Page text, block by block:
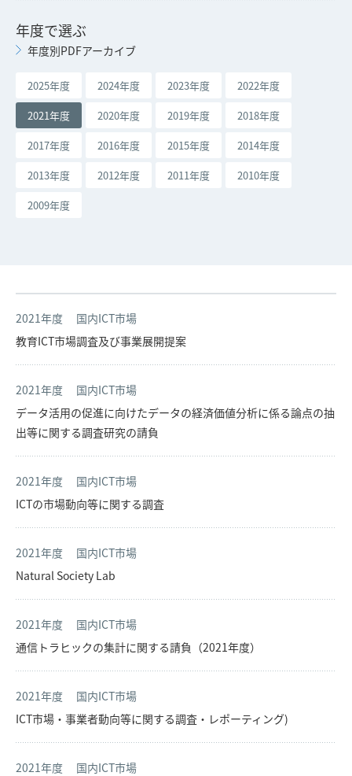
年度で選ぶ
年度別PDFアーカイブ
2025年度 2024年度 2023年度
2022年度
2021年度
2020年度 2019年度
2018年度
2017年度
2016年度 2015年度
2014年度
2013年度
2012年度 2011年度
2010年度
2009年度
2021年度
国内ICT市場
教育ICT市場調査及び事業展開提案
2021年度
国内ICT市場
データ活用の促進に向けたデータの経済価値分析に係る論点の抽
出等に関する調査研究の請負
2021年度
国内ICT市場
ICTの市場動向等に関する調査
2021年度
国内ICT市場
Natural Society Lab
2021年度
国内ICT市場
通信トラヒックの集計に関する請負（2021年度）
2021年度
国内ICT市場
ICT市場・事業者動向等に関する調査・レポーティング)
2021年度
国内ICT市場